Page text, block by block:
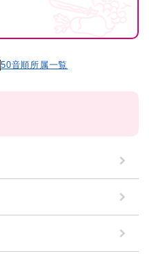
50音順所属一覧